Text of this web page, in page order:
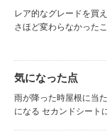
レア的なグレードを買
さほど変わらなかった
気になった点
雨が降った時屋根に当
になる セカンドシート